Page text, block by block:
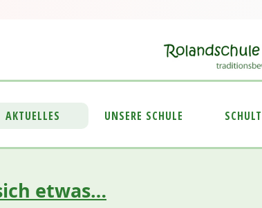
AKTUELLES UNSERE SCHULE
etwas…